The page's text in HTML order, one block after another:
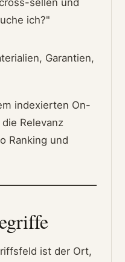
sellen und
ich?"
Garantien,
indexierten On-
Relevanz
Ranking und
ist der Ort,